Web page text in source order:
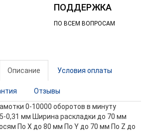
ПОДДЕРЖКА
ПО ВСЕМ ВОПРОСАМ
Описание Условия оплаты
Отзывы
0-10000 оборотов в минуту
0,31 мм Ширина раскладки до 70 мм
По X до 80 мм По Y до 70 мм По Z до